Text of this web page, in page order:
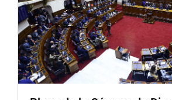
En otro momento, a propuesta de la
aprobó que las sesiones del grupo de
los días martes a las 16.00 horas.
Cabe señalar que el proceso de
por el parlamentario Isaac Mita
propuso que este acto sea por lista